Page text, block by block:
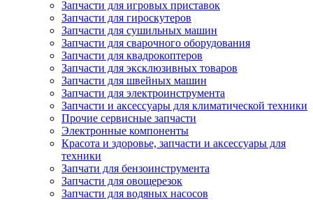
Запчасти для игровых приставок
Запчасти для гироскутеров
Запчасти для сушильных машин
Запчасти для сварочного оборудования
Запчасти для квадрокоптеров
Запчасти для эксклюзивных товаров
Запчасти для швейных машин
Запчасти для электроинструмента
Запчасти и аксессуары для климатической техники
Прочие сервисные запчасти
Электронные компоненты
Красота и здоровье, запчасти и аксессуары для
техники
Запчати для бензоинструмента
Запчасти для овощерезок
Запчасти для водяных насосов